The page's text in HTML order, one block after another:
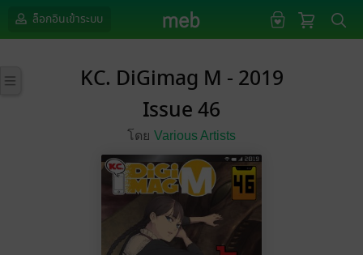
ล็อกอินเข้าระบบ
KC. DiGimag M - 2019
Issue 46
โดย Various Artists